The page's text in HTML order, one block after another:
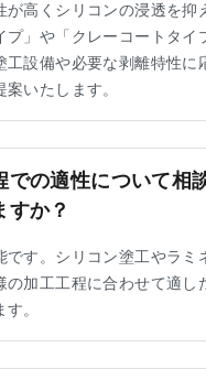
が高くシリコンの浸透を抑
プ」や「クレーコートタイ
工設備や必要な剥離特性に
いたします。
での適性について相
すか？
です。シリコン塗工やラミ
の加工工程に合わせて適し
。